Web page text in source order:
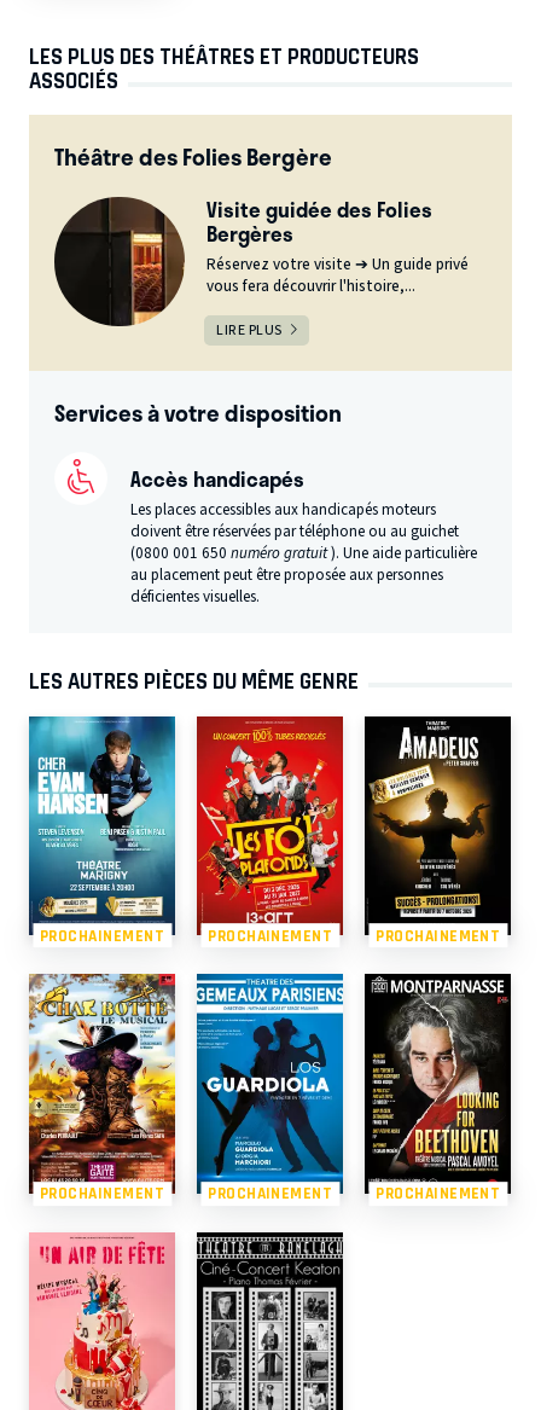
LES PLUS DES THÉÂTRES ET PRODUCTEURS
ASSOCIÉS
Théâtre des Folies Bergère
Visite guidée des Folies
Bergères
Réservez votre visite ➔ Un guide privé
vous fera découvrir l'histoire,...
LIRE PLUS
Services à votre disposition
Accès handicapés
Les places accessibles aux handicapés moteurs
doivent être réservées par téléphone ou au guichet
(0800 001 650numéro gratuit). Une aide particulière
au placement peut être proposée aux personnes
déficientes visuelles.
LES AUTRES PIÈCES DU MÊME GENRE
PROCHAINEMENT PROCHAINEMENT PROCHAINEMENT
PROCHAINEMENT PROCHAINEMENT PROCHAINEMENT